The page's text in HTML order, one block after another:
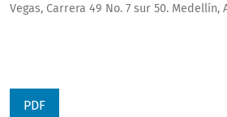
Vegas, Carrera 49 No. 7 sur 50. Medellín,
PDF